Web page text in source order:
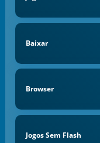
Baixar
Browser
Jogos Sem Flash